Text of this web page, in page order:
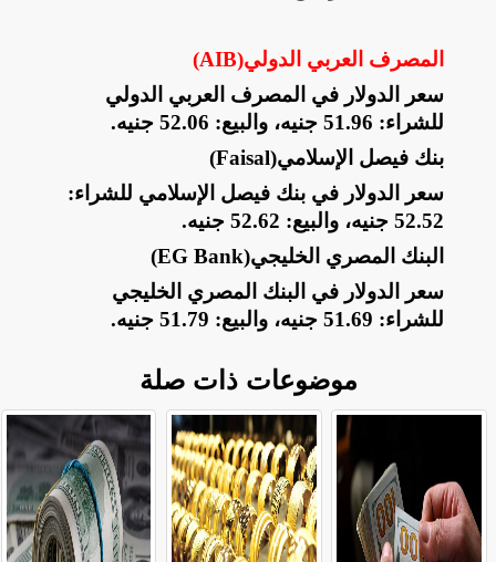
المصرف العربي الدولي(AIB)
سعر الدولار في المصرف العربي الدولي
للشراء: 51.96 جنيه، والبيع: 52.06 جنيه
.
بنك فيصل الإسلامي(Faisal)
سعر الدولار في بنك فيصل الإسلامي للشراء:
52.52 جنيه، والبيع: 52.62 جنيه
.
البنك المصري الخليجي(EG Bank)
سعر الدولار في البنك المصري الخليجي
للشراء: 51.69 جنيه، والبيع: 51.79 جنيه
.
موضوعات ذات صلة